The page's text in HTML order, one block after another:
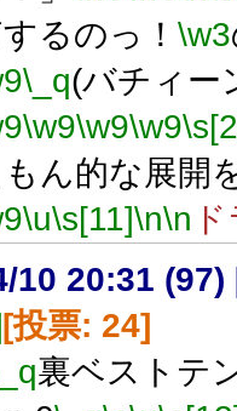
るのっ！ \w3
\_q(バチィー
\w9\w9\w9
もん的な展開
\u\s[11]\n\n
10 20:31 (97)
[投票: 24]
裏ベストテ